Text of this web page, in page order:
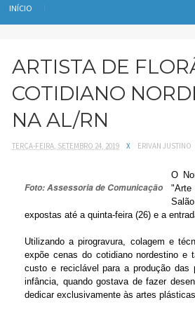
INÍCIO
ARTISTA DE
COTIDIANO
NA AL/RN
TERÇA-FEIRA, SETEMBRO 24, 2019 X ERIVAN JUSTINO
Foto: Assessoria de Comunicação
O
expostas até a quinta-feira (26) e a
Utilizando a pirogravura, colagem e
expõe cenas do cotidiano nordestino e
custo e reciclável para a produção
infância, quando gostava de fazer
dedicar exclusivamente às artes